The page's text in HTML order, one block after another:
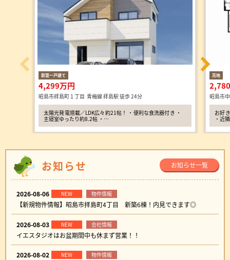
新築一戸建て
4,299万円
昭島市拝島町１丁目 青梅線 拝島駅 徒歩 24分
太陽光発電搭載／LDK広々約21帖！ ・便利な食洗器付き ・
主寝室ゆったり約8.2帖 ・…
売地
昭島市
お好
・近
お知らせ お知らせ一覧
2026-08-06 NEW 物件情報
【新規物件情報】昭島市拝島町4丁目 新築6棟！内見できます◎
2026-08-03 NEW 会社情報
イエスタジオはお盆期間中も休まず営業！！
2026-08-02 NEW 物件情報